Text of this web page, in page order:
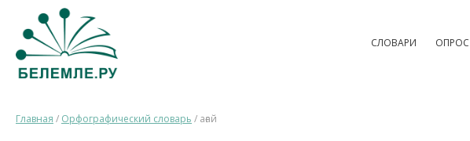
СЛОВАРИ ОПРОС
Главная / Орфографический словарь / ағай